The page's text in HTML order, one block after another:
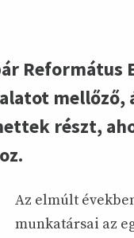
Református
mellőző,
részt,
Az elmúlt
munkatársai az